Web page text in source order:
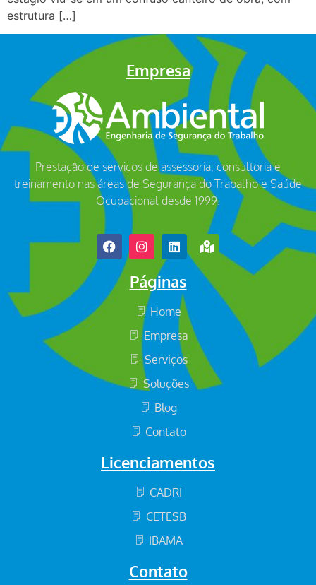
estrutura […]
Empresa
Prestação de serviços de assessoria, consultoria e
treinamento nas áreas de Segurança do Trabalho e Saúde
Ocupacional desde 1999.
Páginas
Home
Empresa
Serviços
Soluções
Blog
Contato
Licenciamentos
CADRI
CETESB
IBAMA
Contato